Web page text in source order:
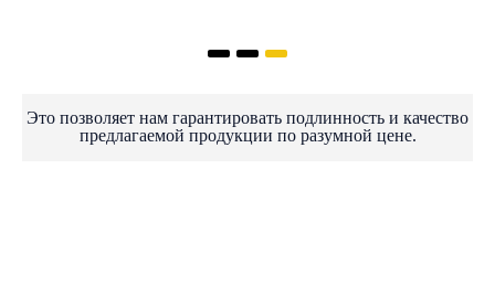
Это позволяет нам гарантировать подлинность и качество
предлагаемой продукции по разумной цене.